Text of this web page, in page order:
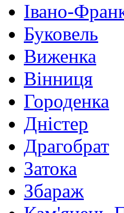
Івано-
Буковель
Виженка
Вінниця
Городенка
Дністер
Драгобрат
Затока
Збараж